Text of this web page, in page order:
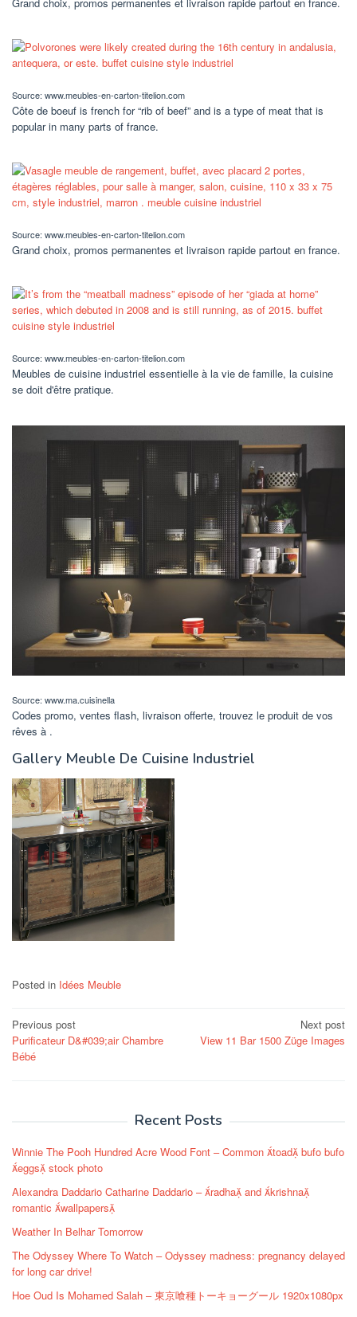
Source: www.meubles-en-carton-titelion.com
Côte de boeuf is french for “rib of beef” and is a type of meat that is
popular in many parts of france.
Source: www.meubles-en-carton-titelion.com
Grand choix, promos permanentes et livraison rapide partout en france.
Source: www.meubles-en-carton-titelion.com
Meubles de cuisine industriel essentielle à la vie de famille, la cuisine
se doit d'être pratique.
Source: www.ma.cuisinella
Codes promo, ventes flash, livraison offerte, trouvez le produit de vos
rêves à .
Gallery Meuble De Cuisine Industriel
Posted in Idées Meuble
Post
navigation
Previous post
Purificateur D&#039;air Chambre
Bébé
Next post
View 11 Bar 1500 Züge Images
Recent Posts
Winnie The Pooh Hundred Acre Wood Font – Common toad bufo bufo
eggs stock photo
Alexandra Daddario Catharine Daddario – radha and krishna
romantic wallpapers
Weather In Belhar Tomorrow
The Odyssey Where To Watch – Odyssey madness: pregnancy delayed
for long car drive!
Hoe Oud Is Mohamed Salah – 東京喰種トーキョーグール 1920x1080px